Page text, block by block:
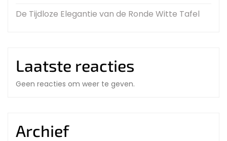
De Tijdloze Elegantie van de Ronde Witte Tafel
Laatste reacties
Geen reacties om weer te geven.
Archief